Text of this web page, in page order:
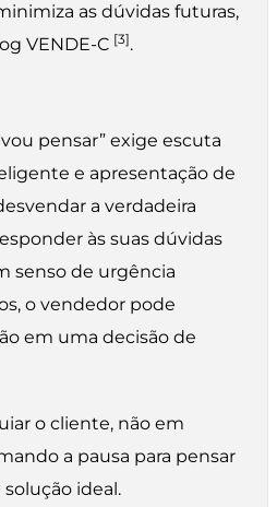
as dúvidas futuras,
VENDE-C [3].
pensar” exige escuta
e apresentação de
a verdadeira
às suas dúvidas
senso de urgência
o vendedor pode
em uma decisão de
o cliente, não em
a pausa para pensar
ideal.